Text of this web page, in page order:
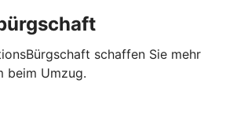
schaffen Sie mehr
beim Umzug.